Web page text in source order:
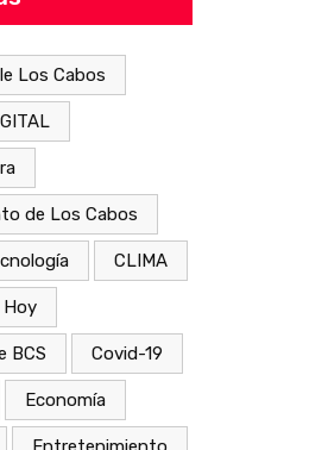
Los Cabos
de Los Cabos
CLIMA
Hoy
BCS Covid-19
Economía